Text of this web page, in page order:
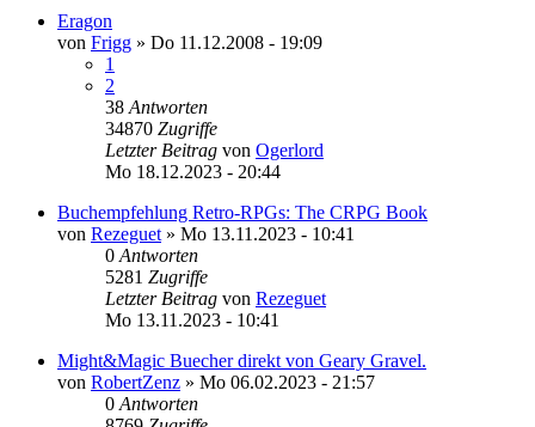
Eragon
von Frigg » Do 11.12.2008 - 19:09
1
2
38 Antworten
34870 Zugriffe
Letzter Beitrag von Ogerlord
Mo 18.12.2023 - 20:44
Buchempfehlung Retro-RPGs: The CRPG Book
von Rezeguet » Mo 13.11.2023 - 10:41
0 Antworten
5281 Zugriffe
Letzter Beitrag von Rezeguet
Mo 13.11.2023 - 10:41
Might&Magic Buecher direkt von Geary Gravel.
von RobertZenz » Mo 06.02.2023 - 21:57
0 Antworten